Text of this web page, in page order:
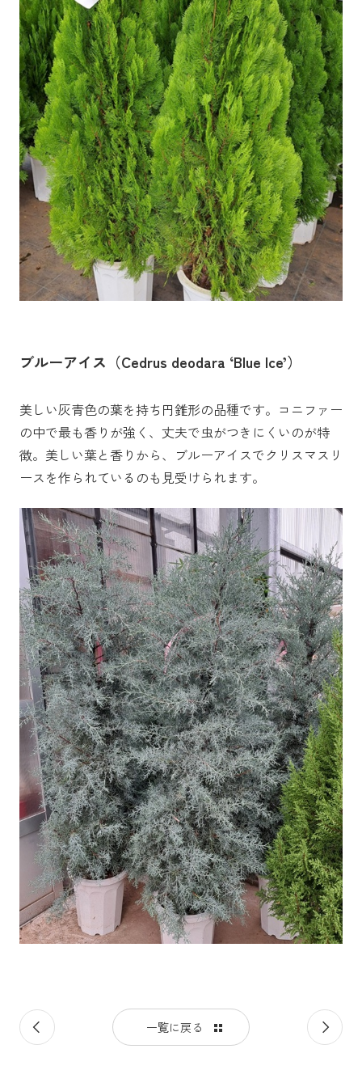
ブルーアイス（Cedrus deodara ‘Blue Ice’）
美しい灰青色の葉を持ち円錐形の品種です。コニファー
の中で最も香りが強く、丈夫で虫がつきにくいのが特
徴。美しい葉と香りから、ブルーアイスでクリスマスリ
ースを作られているのも見受けられます。
前
の
一覧に戻る
次
の